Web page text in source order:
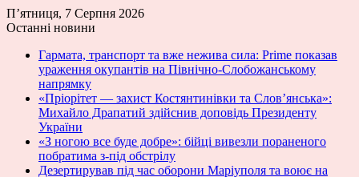
П’ятниця, 7 Серпня 2026
Останні новини
Гармата, транспорт та вже нежива сила: Prime показав
ураження окупантів на Північно-Слобожанському
напрямку
«Пріорітет — захист Костянтинівки та Слов’янська»:
Михайло Драпатий здійснив доповідь Президенту
України
«З ногою все буде добре»: бійці вивезли пораненого
побратима з-під обстрілу
Дезертирував під час оборони Маріуполя та воює на